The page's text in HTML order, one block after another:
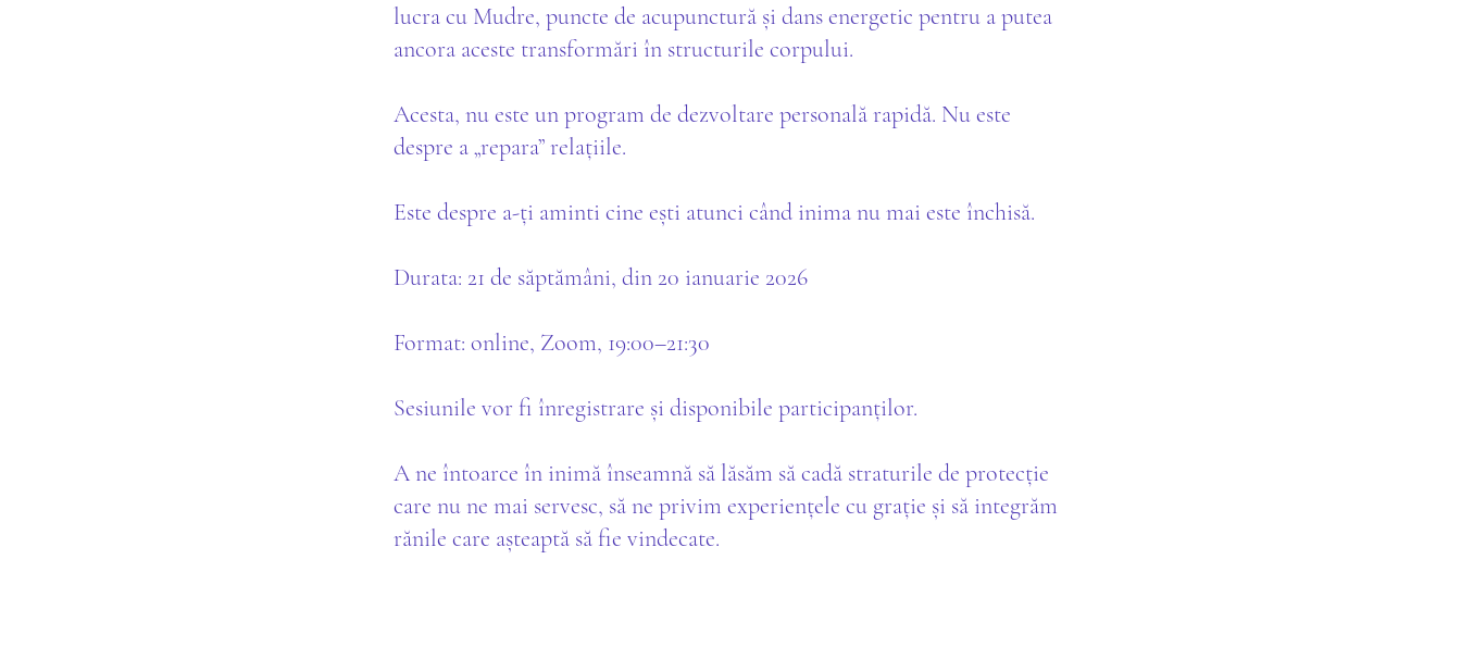
lucra cu Mudre, puncte de acupunctură și dans energetic pentru a putea
ancora aceste transformări în structurile corpului.
Acesta, nu este un program de dezvoltare personală rapidă. Nu este
despre a „repara” relațiile.
Este despre a-ți aminti cine ești atunci când inima nu mai este închisă.
Durata: 21 de săptămâni, din 20 ianuarie 2026
Format: online, Zoom, 19:00–21:30
Sesiunile vor fi înregistrare și disponibile participanților.
A ne întoarce în inimă înseamnă să lăsăm să cadă straturile de protecție
care nu ne mai servesc, să ne privim experiențele cu grație și să integrăm
rănile care așteaptă să fie vindecate.